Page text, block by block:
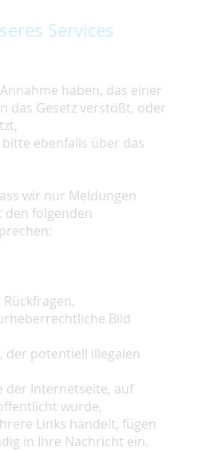
Services
haben, das einer
das Gesetz verstößt, oder
ebenfalls über das
wir nur Meldungen
den folgenden
Bild
der potentiell illegalen
der Internetseite, auf
wurde,
Links handelt, fügen
in Ihre Nachricht ein.